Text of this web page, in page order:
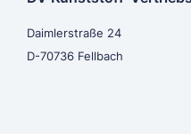
Daimlerstraße 24
D-70736 Fellbach